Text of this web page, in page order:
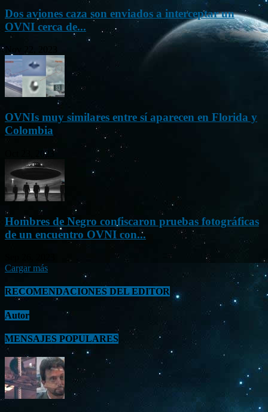
Dos aviones caza son enviados a interceptar un
OVNI cerca de...
OVNIs muy similares entre sí aparecen en Florida y
Colombia
Oct 23, 2023
Hombres de Negro confiscaron pruebas fotográficas
de un encuentro OVNI con...
Cargar más
RECOMENDACIONES DEL EDITOR
Autor
MENSAJES POPULARES